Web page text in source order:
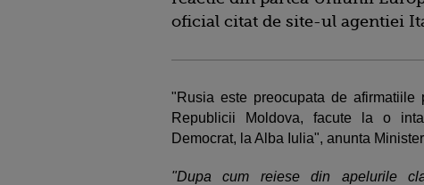
oficial citat de site-ul agentiei
"Rusia este preocupata de afirmatiile
Republicii Moldova, facute la o
Democrat, la Alba Iulia", anunta
"Dupa cum reiese din apelurile